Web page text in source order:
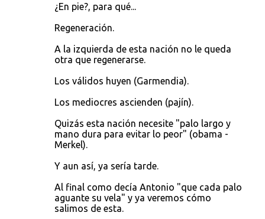
¿En pie?, para qué...
Regeneración.
A la izquierda de esta nación no le queda
otra que regenerarse.
Los válidos huyen (Garmendia).
Los mediocres ascienden (pajín).
Quizás esta nación necesite "palo largo y
mano dura para evitar lo peor" (obama -
Merkel).
Y aun así, ya sería tarde.
Al final como decía Antonio "que cada palo
aguante su vela" y ya veremos cómo
salimos de esta.